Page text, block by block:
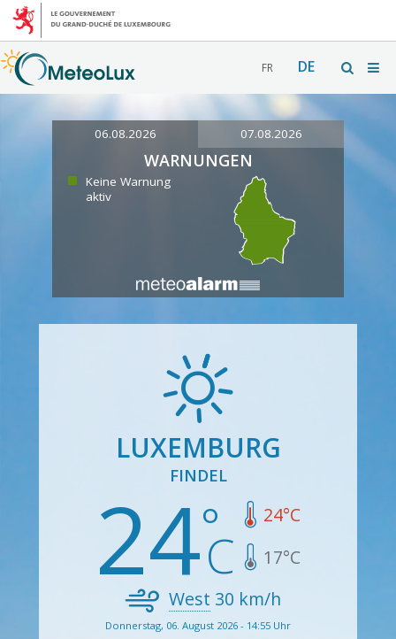
FR DE
06.08.2026 07.08.2026
WARNUNGEN
Keine Warnung
aktiv
LUXEMBURG
FINDEL
24 24°C
17°C
West 30 km/h
Donnerstag, 06. August 2026 - 14:55 Uhr